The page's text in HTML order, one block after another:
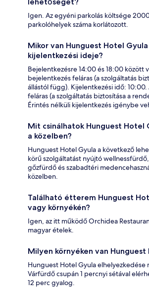
Igen. Az egyéni parkolás költsége
parkolóhelyek száma korlátozott.
Mikor van Hunguest Hotel
kijelentkezési ideje?
Bejelentkezésre 14:00 és 18:00 között
bejelentkezés feláras (a szolgáltatás
állástól függ). Kijelentkezési idő: 10:00.
feláras (a szolgáltatás biztosítása a
Érintés nélküli kijelentkezés igénybe
Mit csinálhatok Hunguest Hotel
a közelben?
Hunguest Hotel Gyula a következő
körű szolgáltatást nyújtó
gőzfürdő és szabadtéri
közelben.
Található étterem Hunguest
vagy környékén?
Igen, az itt működő Orchidea
magyar ételek.
Milyen környéken van Hunguest
Hunguest Hotel Gyula elhelyezkedése
Várfürdő csupán 1 percnyi sétával
12 perc gyalog.